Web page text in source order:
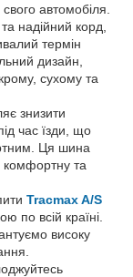
автомобіля.
надійний корд,
термін
дизайн,
сухому та
знизити
час їзди, що
Ця шина
комфортну та
Tracmax A/S
по всій країні.
високу